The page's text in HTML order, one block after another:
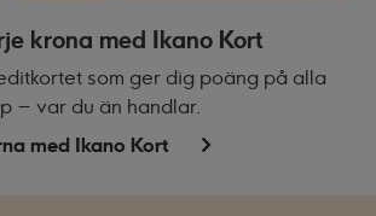
krona med Ikano Kort
som ger dig poäng på alla
– var du än handlar.
med Ikano Kort